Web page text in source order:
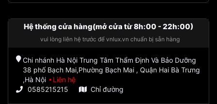
Hệ thống cửa hàng(mở cửa từ 8h:00 - 22h:00)
vui lòng liên hệ trước để vnlux.vn chuẩn bị sẵn hàng
Chi nhánh Hà Nội Trung Tâm Thẩm Định Và Bảo Dưỡng
38 phố Bạch Mai,Phường Bạch Mai , Quận Hai Bà Trưng
,Hà Nội
Liên hệ
0585215215
Chỉ đường